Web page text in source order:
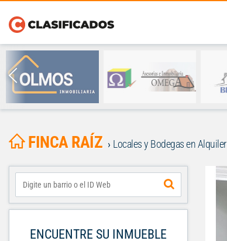
FINCA RAÍZ Locales y Bodegas en Alquiler
ENCUENTRE SU INMUEBLE